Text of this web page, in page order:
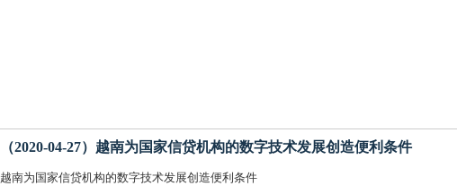
（2020-04-27）越南为国家信贷机构的数字技术发展创造便利条件
越南为国家信贷机构的数字技术发展创造便利条件